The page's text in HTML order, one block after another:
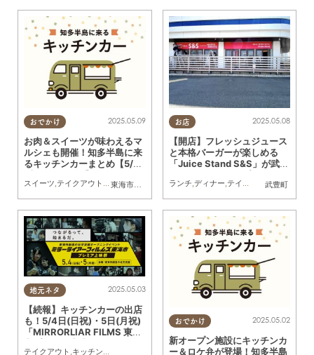
おでかけ
東海市
,大府市 知多市,東浦町,半田市,常滑市 武豊町,南知多
2025.05.09
お肉＆スイーツが味わえるマ
ルシェも開催！知多半島に来
るキッチンカーまとめ【5/10
(土)～5/16(金)】
スイーツ,テイクアウト ,キッチンカー イベント,まとめ記事
お店
武豊町
2025.05.08
【開店】フレッシュジュース
と本格バーガーが楽しめる
「Juice Stand S&S」が武豊
町に4/18(金)オープン
ランチ,ディナー,テイクアウト ,開店
地元ネタ 2025.05.03
【続報】キッチンカーの出店
も！5/4日(日祝)・5日(月祝)
「MIRRORLIAR FILMS 東海
市プレミア上映祭」開催
テイクアウト ,キッチンカー
おでかけ 2025.05.02
新オープン施設にキッチンカ
ー＆ロケ弁が登場！知多半島